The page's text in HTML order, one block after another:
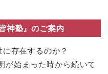
神塾』のご案内
存在するのか？
が始まった時から続いて